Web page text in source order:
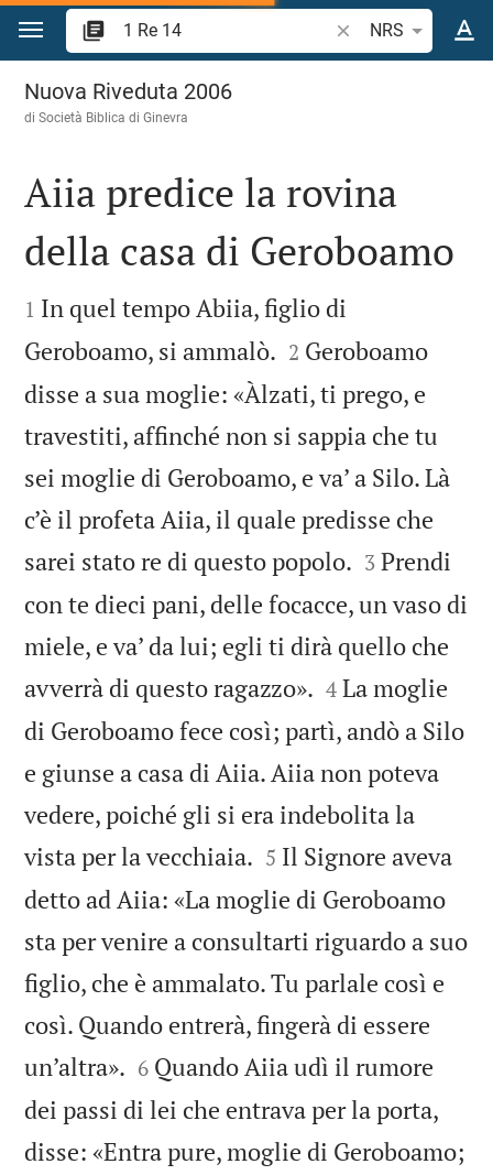
Vai al contenuto
Ricerca verso
NRS
1 Re 14
Nuova Riveduta 2006
di Società Biblica di Ginevra

Aiia predice la rovina
della casa di Geroboamo

1 In quel tempo Abiia, figlio di
Geroboamo, si ammalò. 

2 Geroboamo
disse a sua moglie: «Àlzati, ti prego, e
travestiti, affinché non si sappia che tu
sei moglie di Geroboamo, e va’ a Silo. Là
c’è il profeta Aiia, il quale predisse che
sarei stato re di questo popolo. 

3 Prendi
con te dieci pani, delle focacce, un vaso di
miele, e va’ da lui; egli ti dirà quello che
avverrà di questo ragazzo». 

4 La moglie
di Geroboamo fece così; partì, andò a Silo
e giunse a casa di Aiia. Aiia non poteva
vedere, poiché gli si era indebolita la
vista per la vecchiaia. 

5 Il Signore aveva
detto ad Aiia: «La moglie di Geroboamo
sta per venire a consultarti riguardo a suo
figlio, che è ammalato. Tu parlale così e
così. Quando entrerà, fingerà di essere
un’altra». 

6 Quando Aiia udì il rumore
dei passi di lei che entrava per la porta,
disse: «Entra pure, moglie di Geroboamo;